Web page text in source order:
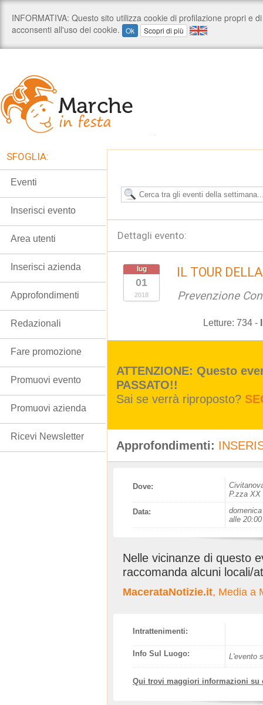
Dettagli evento:
lug
01
2018
IL TOUR
Prevenzione
Letture: 734 -
ATTENZIONE: Questo
PASSATO!!
Sai se verrà riproposto?
Approfondimenti:
Dove:
P.zza XX
Data:
alle 20:00
Nelle vicinanze di questo
raccomanda alcuni locali/
MacerataNotizie.it, Media a
Intrattenimenti:
Info Sul Luogo: L'evento
Qui trovi maggiori informazioni su
SFOGLIA:
Eventi
Inserisci evento
Area utenti
Inserisci azienda
Approfondimenti
Redazionali
Fare promozione
Promuovi evento
Promuovi azienda
Ricevi Newsletter